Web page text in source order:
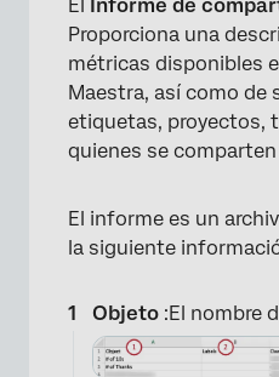
El
Informe de
Proporciona una
métricas disponibles
Maestra, así como de
etiquetas, proyectos,
quienes se
El informe es un
la siguiente
Objeto :El nombre